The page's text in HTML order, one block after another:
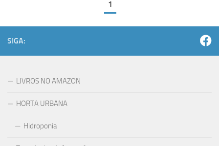
1
SIGA:
LIVROS NO AMAZON
HORTA URBANA
Hidroponia